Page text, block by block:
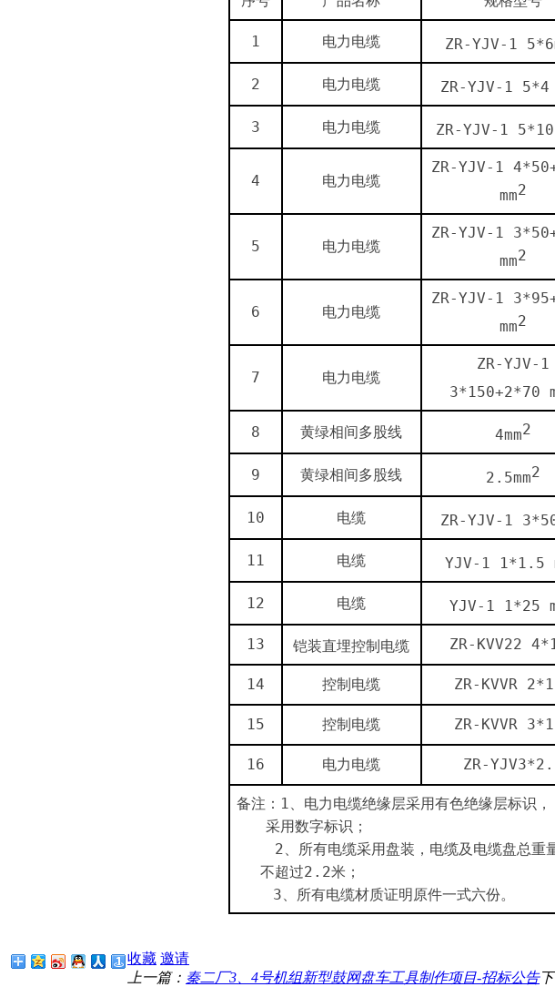
1 电力电缆 ZR-YJV-1
2 电力电缆 ZR-YJV-1 5*4
3 电力电缆 ZR-YJV-1 5*10
4 电力电缆
ZR-YJV-1
mm2
5 电力电缆
ZR-YJV-1
mm2
6 电力电缆
ZR-YJV-1
mm2
7 电力电缆
ZR-YJV-1
3*150+2*70
8 黄绿相间多股线 4mm2
9 黄绿相间多股线 2.5mm2
10 电缆 ZR-YJV-1
11 电缆 YJV-1 1*1.5
12 电缆 YJV-1 1*25
13 铠装直埋控制电缆 ZR-KVV22
14 控制电缆 ZR-KVVR
15 控制电缆 ZR-KVVR
16 电力电缆 ZR-
备注： 1
、电力电缆绝缘层采用有色绝缘层标识
采用数字标识；
2 、所有电缆采用盘装，电缆及电缆盘总重
不超过2.2米；
3 、所有电缆材质证明原件一式六份。
收藏 邀请
上一篇： 秦二厂3、4号机组新型鼓网盘车工具制作项目-招标公告